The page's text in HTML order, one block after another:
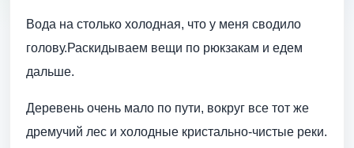
Вода на столько холодная, что у меня сводило
голову.Раскидываем вещи по рюкзакам и едем
дальше.
Деревень очень мало по пути, вокруг все тот же
дремучий лес и холодные кристально-чистые реки.